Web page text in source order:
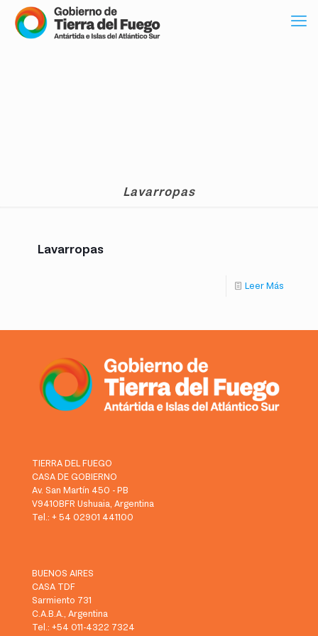
Lavarropas
Lavarropas
Leer Más
TIERRA DEL FUEGO
CASA DE GOBIERNO
Av. San Martín 450 - PB
V9410BFR Ushuaia, Argentina
Tel.: + 54 02901 441100
BUENOS AIRES
CASA TDF
Sarmiento 731
C.A.B.A., Argentina
Tel.: +54 011-4322 7324